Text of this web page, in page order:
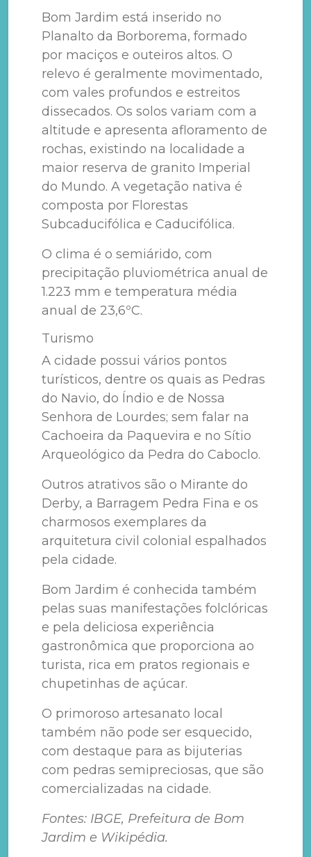
Bom Jardim está inserido no
Planalto da Borborema, formado
por maciços e outeiros altos. O
relevo é geralmente movimentado,
com vales profundos e estreitos
dissecados. Os solos variam com a
altitude e apresenta afloramento de
rochas, existindo na localidade a
maior reserva de granito Imperial
do Mundo. A vegetação nativa é
composta por Florestas
Subcaducifólica e Caducifólica.
O clima é o semiárido, com
precipitação pluviométrica anual de
1.223 mm e temperatura média
anual de 23,6ºC.
Turismo
A cidade possui vários pontos
turísticos, dentre os quais as Pedras
do Navio, do Índio e de Nossa
Senhora de Lourdes; sem falar na
Cachoeira da Paquevira e no Sítio
Arqueológico da Pedra do Caboclo.
Outros atrativos são o Mirante do
Derby, a Barragem Pedra Fina e os
charmosos exemplares da
arquitetura civil colonial espalhados
pela cidade.
Bom Jardim é conhecida também
pelas suas manifestações folclóricas
e pela deliciosa experiência
gastronômica que proporciona ao
turista, rica em pratos regionais e
chupetinhas de açúcar.
O primoroso artesanato local
também não pode ser esquecido,
com destaque para as bijuterias
com pedras semipreciosas, que são
comercializadas na cidade.
Fontes: IBGE, Prefeitura de Bom
Jardim e Wikipédia.